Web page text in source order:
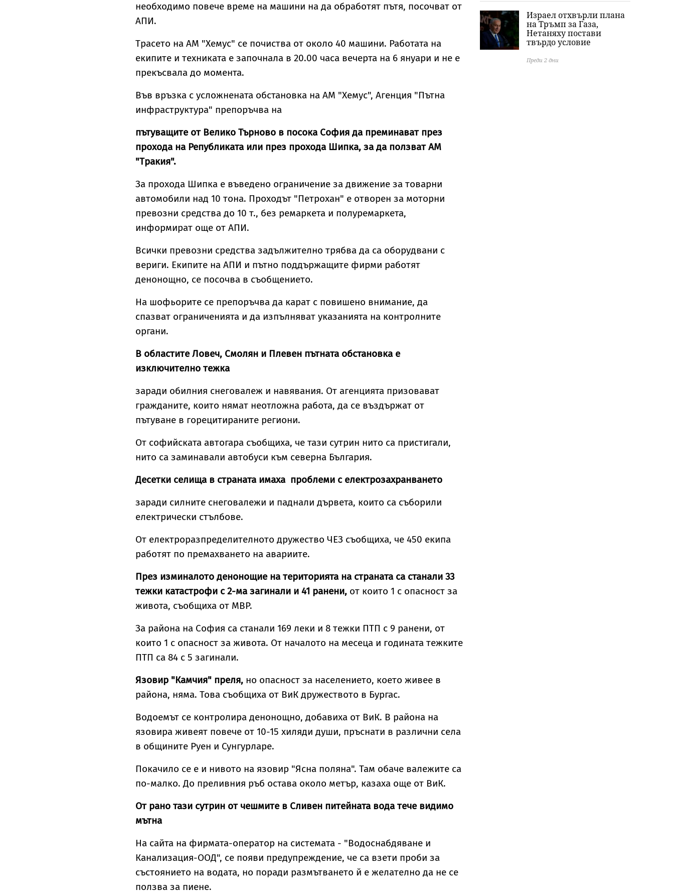
необходимо повече време на машини на да обработят пътя, посочват от
АПИ.
Трасето на АМ "Хемус" се почиства от около 40 машини. Работата на
екипите и техниката е започнала в 20.00 часа вечерта на 6 януари и не е
прекъсвала до момента.
Във връзка с усложнената обстановка на АМ "Хемус", Агенция "Пътна
инфраструктура" препоръчва на
пътуващите от Велико Търново в посока София да преминават през
прохода на Републиката или през прохода Шипка, за да ползват АМ
"Тракия".
За прохода Шипка е въведено ограничение за движение за товарни
автомобили над 10 тона. Проходът "Петрохан" е отворен за моторни
превозни средства до 10 т., без ремаркета и полуремаркета,
информират още от АПИ.
Всички превозни средства задължително трябва да са оборудвани с
вериги. Екипите на АПИ и пътно поддържащите фирми работят
денонощно, се посочва в съобщението.
На шофьорите се препоръчва да карат с повишено внимание, да
спазват ограниченията и да изпълняват указанията на контролните
органи.
В областите Ловеч, Смолян и Плевен пътната обстановка е
изключително тежка
заради обилния снеговалеж и навявания. От агенцията призовават
гражданите, които нямат неотложна работа, да се въздържат от
пътуване в горецитираните региони.
От софийската автогара съобщиха, че тази сутрин нито са пристигали,
нито са заминавали автобуси към северна България.
Десетки селища в страната имаха проблеми с електрозахранването
заради силните снеговалежи и паднали дървета, които са съборили
електрически стълбове.
От електроразпределителното дружество ЧЕЗ съобщиха, че 450 екипа
работят по премахването на авариите.
През изминалото денонощие на територията на страната са станали 33
тежки катастрофи с 2-ма загинали и 41 ранени, от които 1 с опасност за
живота, съобщиха от МВР.
За района на София са станали 169 леки и 8 тежки ПТП с 9 ранени, от
които 1 с опасност за живота. От началото на месеца и годината тежките
ПТП са 84 с 5 загинали.
Язовир "Камчия" преля, но опасност за населението, което живее в
района, няма. Това съобщиха от ВиК дружеството в Бургас.
Водоемът се контролира денонощно, добавиха от ВиК. В района на
язовира живеят повече от 10-15 хиляди души, пръснати в различни села
в общините Руен и Сунгурларе.
Покачило се е и нивото на язовир "Ясна поляна". Там обаче валежите са
по-малко. До преливния ръб остава около метър, казаха още от ВиК.
От рано тази сутрин от чешмите в Сливен питейната вода тече видимо
мътна
На сайта на фирмата-оператор на системата - "Водоснабдяване и
Канализация-ООД", се появи предупреждение, че са взети проби за
състоянието на водата, но поради размътването й е желателно да не се
ползва за пиене.
Израел отхвърли плана
на Тръмп за Газа,
Нетаняху постави
твърдо условие
Преди 2 дни